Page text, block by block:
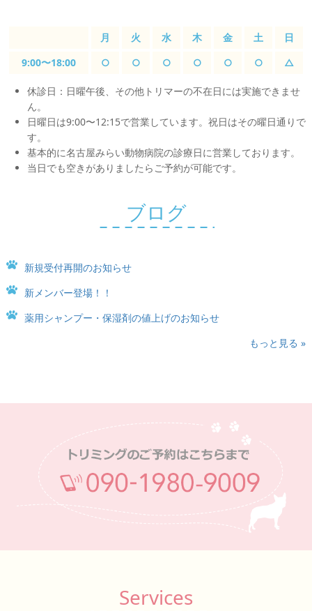
月 火 水 木 金 土
日
9:00〜18:00
○ ○ ○ ○ ○ ○ △
休診日：日曜午後、その他トリマーの不在日には実施できませ
ん。
日曜日は9:00〜12:15で営業しています。祝日はその曜日通りで
す。
基本的に名古屋みらい動物病院の診療日に営業しております。
当日でも空きがありましたらご予約が可能です。
ブログ
新規受付再開のお知らせ
新メンバー登場！！
薬用シャンプー・保湿剤の値上げのお知らせ
もっと見る »
Services